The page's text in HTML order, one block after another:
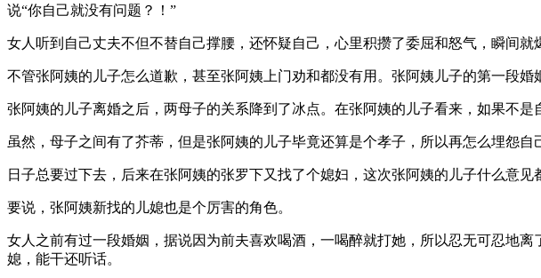
说“你自己就没有问题？！”
女人听到自己丈夫不但不替自己撑腰，还怀疑自己，心里积攒了委屈和怒气，瞬间
不管张阿姨的儿子怎么道歉，甚至张阿姨上门劝和都没有用。张阿姨儿子的第一段婚
张阿姨的儿子离婚之后，两母子的关系降到了冰点。在张阿姨的儿子看来，如果不是
虽然，母子之间有了芥蒂，但是张阿姨的儿子毕竟还算是个孝子，所以再怎么埋怨自
日子总要过下去，后来在张阿姨的张罗下又找了个媳妇，这次张阿姨的儿子什么意见
要说，张阿姨新找的儿媳也是个厉害的角色。
女人之前有过一段婚姻，据说因为前夫喜欢喝酒，一喝醉就打她，所以忍无可忍地
媳，能干还听话。